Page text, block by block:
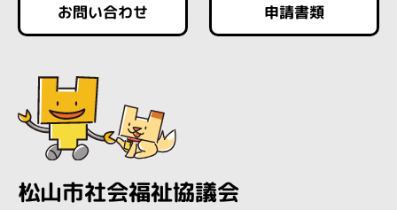
お問い合わせ 申請書類
松山市社会福祉協議会